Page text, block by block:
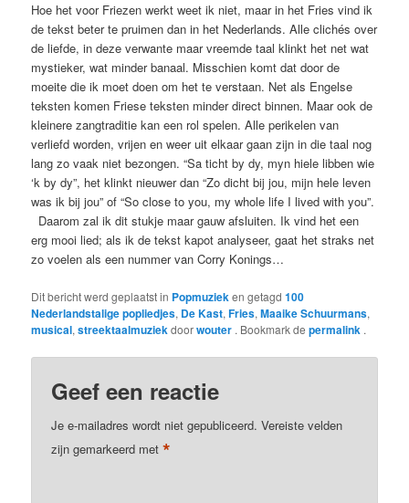
Hoe het voor Friezen werkt weet ik niet, maar in het Fries vind ik
de tekst beter te pruimen dan in het Nederlands. Alle clichés over
de liefde, in deze verwante maar vreemde taal klinkt het net wat
mystieker, wat minder banaal. Misschien komt dat door de
moeite die ik moet doen om het te verstaan. Net als Engelse
teksten komen Friese teksten minder direct binnen. Maar ook de
kleinere zangtraditie kan een rol spelen. Alle perikelen van
verliefd worden, vrijen en weer uit elkaar gaan zijn in die taal nog
lang zo vaak niet bezongen. “Sa ticht by dy, myn hiele libben wie
‘k by dy”, het klinkt nieuwer dan “Zo dicht bij jou, mijn hele leven
was ik bij jou” of “So close to you, my whole life I lived with you”.
Daarom zal ik dit stukje maar gauw afsluiten. Ik vind het een
erg mooi lied; als ik de tekst kapot analyseer, gaat het straks net
zo voelen als een nummer van Corry Konings…
Dit bericht werd geplaatst in Popmuziek en getagd100
Nederlandstalige popliedjes, De Kast,Fries,Maaike Schuurmans,
musical,streektaalmuziek doorwouter . Bookmark depermalink .
Geef een reactie
Je e-mailadres wordt niet gepubliceerd. Vereiste velden
zijn gemarkeerd met*